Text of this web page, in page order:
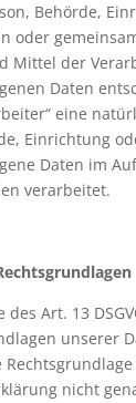
Behörde,
oder
Mittel der
Daten
eine
Einrichtung
Daten im
verarbeitet.
des Art. 13
unserer
nicht